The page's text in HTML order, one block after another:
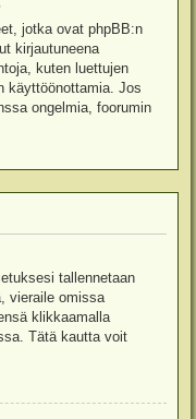
jotka ovat phpBB:n
kirjautuneena
kuten luettujen
käyttöönottamia. Jos
ongelmia, foorumin
tallennetaan
vieraile omissa
klikkaamalla
Tätä kautta voit